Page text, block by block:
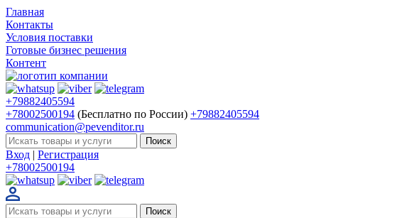
Главная
Контакты
Условия поставки
Готовые бизнес решения
Контент
+79882405594
+78002500194 (Бесплатно по России) +79882405594
communication@pevenditor.ru
Вход | Регистрация
+78002500194